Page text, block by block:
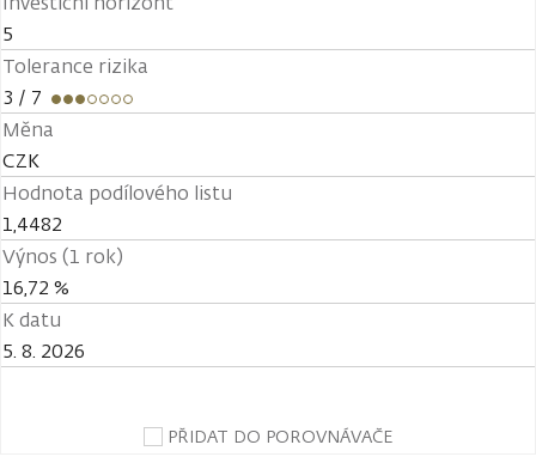
5
Tolerance rizika
3 / 7
Měna
CZK
Hodnota podílového listu
1,4482
Výnos (1 rok)
16,72 %
K datu
5. 8. 2026
PŘIDAT DO POROVNÁVAČE